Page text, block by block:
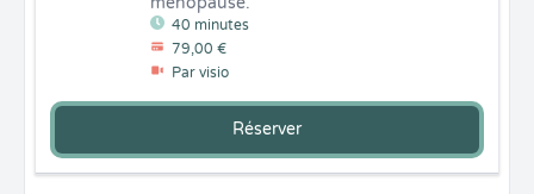
40 minutes
79,00 €
Par visio
Réserver